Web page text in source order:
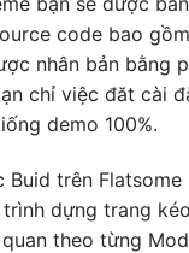
code bao
nhân bản bằng
chỉ việc đăt cài
demo 100%.
Buid trên Flatsome
dựng trang
theo từng